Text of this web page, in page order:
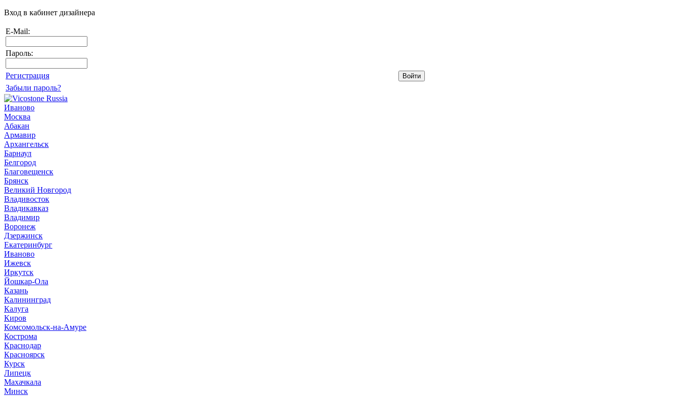
Вход в кабинет дизайнера
E-Mail:
Пароль:
Регистрация
Забыли пароль?
Иваново
Москва
Абакан
Армавир
Архангельск
Барнаул
Белгород
Благовещенск
Брянск
Великий Новгород
Владивосток
Владикавказ
Владимир
Воронеж
Дзержинск
Екатеринбург
Иваново
Ижевск
Иркутск
Йошкар-Ола
Казань
Калининград
Калуга
Киров
Комсомольск-на-Амуре
Кострома
Краснодар
Красноярск
Курск
Липецк
Махачкала
Минск